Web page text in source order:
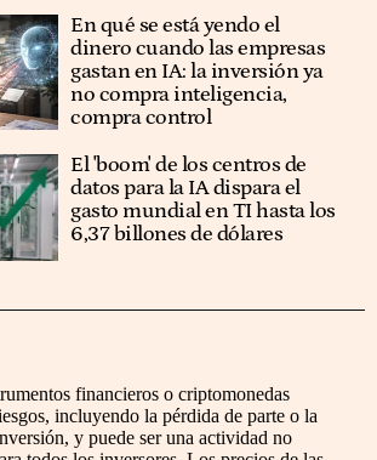
En qué se está yendo el
dinero cuando las empresas
gastan en IA: la inversión ya
no compra inteligencia,
compra control
El 'boom' de los centros de
datos para la IA dispara el
gasto mundial en TI hasta los
6,37 billones de dólares
financieros o criptomonedas
incluyendo la pérdida de parte o la
y puede ser una actividad no